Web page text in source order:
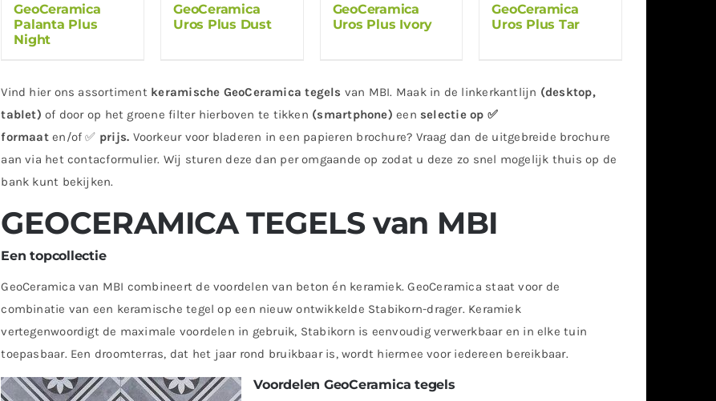
GeoCeramica
Palanta Plus
Night
GeoCeramica
Uros Plus Dust
GeoCeramica
Uros Plus Ivory
GeoCeramica
Uros Plus Tar
Vind hier ons assortimentkeramische GeoCeramica tegels van MBI. Maak in de linkerkantlijn (desktop,
tablet)of door op het groene filter hierboven te tikken (smartphone)een selectie op ✅
formaaten/of ✅ prijs. Voorkeur voor bladeren in een papieren brochure? Vraag dan de uitgebreide brochure
aan via het contacformulier. Wij sturen deze dan per omgaande op zodat u deze zo snel mogelijk thuis op de
bank kunt bekijken.
GEOCERAMICA TEGELS van MBI
Een topcollectie
GeoCeramica van MBI combineert de voordelen van beton én keramiek. GeoCeramica staat voor de
combinatie van een keramische tegel op een nieuw ontwikkelde Stabikorn-drager. Keramiek
vertegenwoordigt de maximale voordelen in gebruik, Stabikorn is eenvoudig verwerkbaar en in elke tuin
toepasbaar. Een droomterras, dat het jaar rond bruikbaar is, wordt hiermee voor iedereen bereikbaar.
Voordelen GeoCeramica tegels